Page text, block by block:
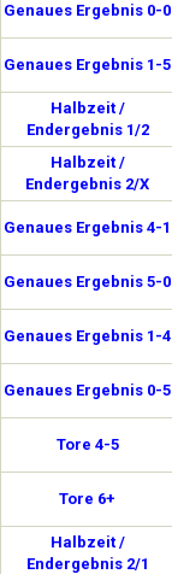
Genaues Ergebnis 0-0
Genaues Ergebnis 1-5
Halbzeit /
Endergebnis 1/2
Halbzeit /
Endergebnis 2/X
Genaues Ergebnis 4-1
Genaues Ergebnis 5-0
Genaues Ergebnis 1-4
Genaues Ergebnis 0-5
Tore 4-5
Tore 6+
Halbzeit /
Endergebnis 2/1